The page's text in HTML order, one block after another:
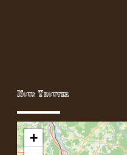
Nous Trouver
+